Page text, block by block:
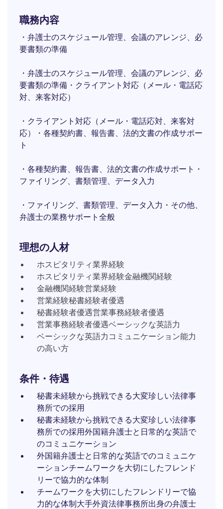
職務内容
・弁護士のスケジュール管理、会議のアレンジ、必
要書類の準備
・弁護士のスケジュール管理、会議のアレンジ、必
要書類の準備・クライアント対応（メール・電話応
対、来客対応）
・クライアント対応（メール・電話応対、来客対
応）・各種契約書、報告書、法的文書の作成サポー
ト
・各種契約書、報告書、法的文書の作成サポート・
ファイリング、書類管理、データ入力
・ファイリング、書類管理、データ入力・その他、
弁護士の業務サポート全般
理想の人材
ホスピタリティ業界経験
ホスピタリティ業界経験金融機関経験
金融機関経験営業経験
営業経験秘書経験者優遇
秘書経験者優遇営業事務経験者優遇
営業事務経験者優遇ベーシックな英語力
ベーシックな英語力コミュニケーション能力
の高い方
条件・待遇
秘書未経験から挑戦できる大変珍しい法律事
務所での採用
秘書未経験から挑戦できる大変珍しい法律事
務所での採用外国籍弁護士と日常的な英語で
のコミュニケーション
外国籍弁護士と日常的な英語でのコミュニケ
ーションチームワークを大切にしたフレンド
リーで協力的な体制
チームワークを大切にしたフレンドリーで協
力的な体制大手外資法律事務所出身の弁護士